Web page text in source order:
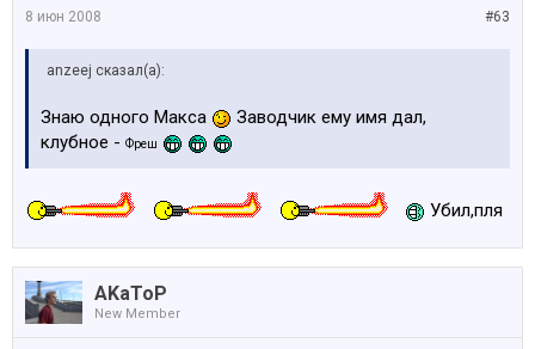
#63
8 июн 2008
anzeej сказал(а):
Знаю одного Макса
Заводчик ему имя дал,
клубное - Фреш
Убил,пля
AKaToP
New Member